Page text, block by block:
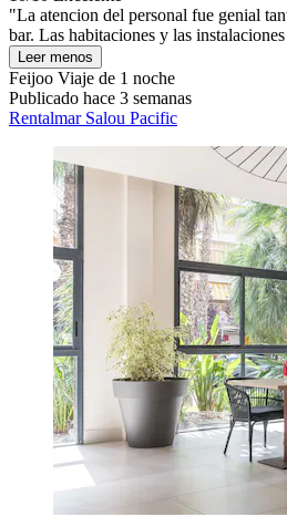
"La atencion del personal fue genial
bar. Las habitaciones y las
Leer menos
Feijoo Viaje de 1 noche
Publicado hace 3 semanas
Rentalmar Salou Pacific